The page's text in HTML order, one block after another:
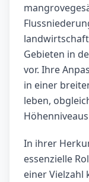
Gebieten in
vor. Ihre
in einer
leben,
In ihrer
essenzielle
einer